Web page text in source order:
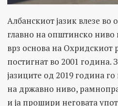
Албанскиот јазик влезе во
главно на општинско ниво
врз основа на Охридскиот
постигнат во 2001 година.
јазиците од 2019 година
на државно ниво,
и ја прошири неговата